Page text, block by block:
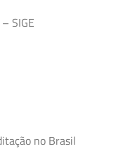
SIGE
no Brasil